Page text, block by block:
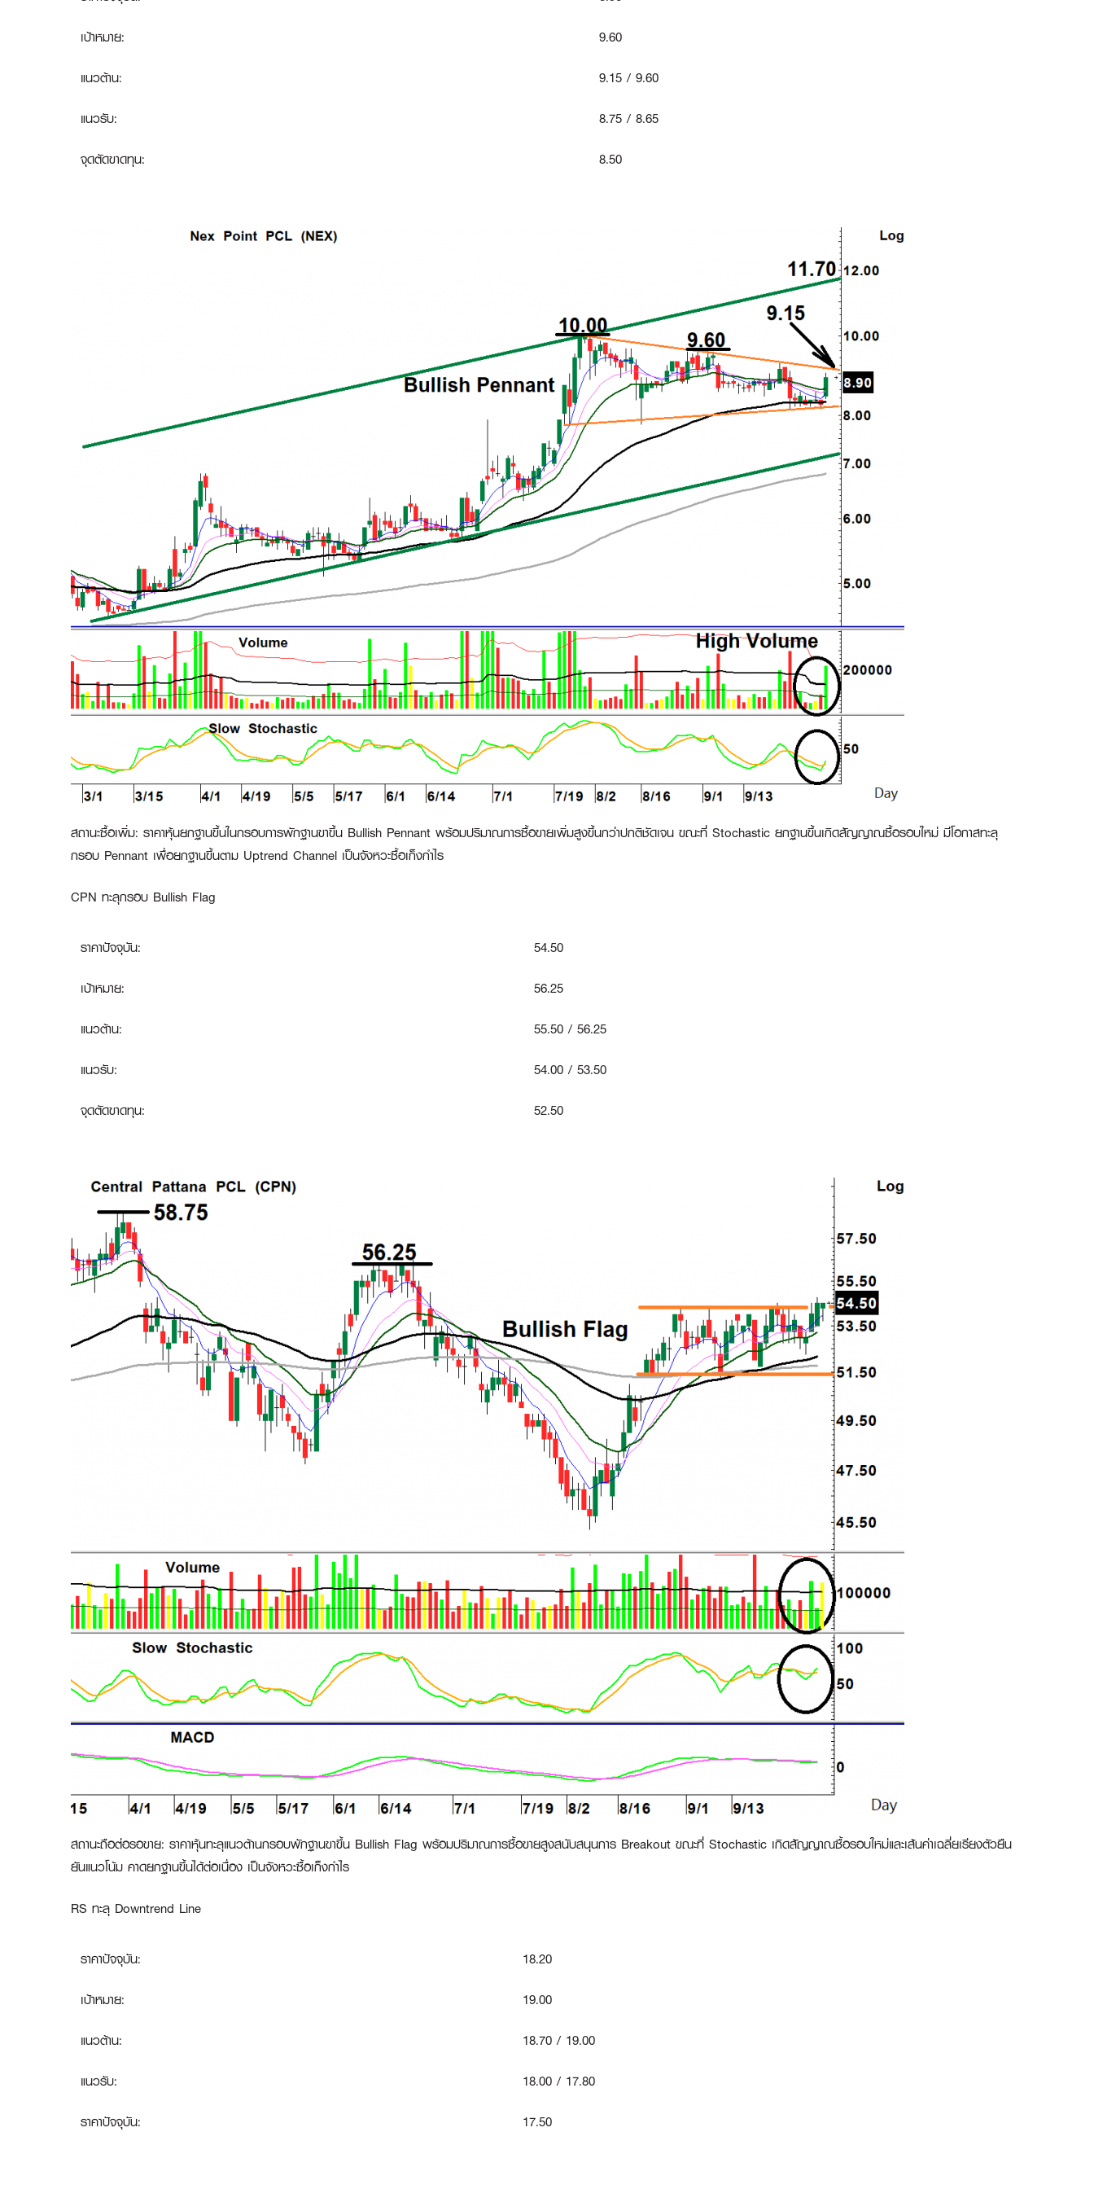
เป้าหมาย:
9.60
แนวต้าน:
9.15 / 9.60
แนวรับ:
8.75 / 8.65
จุดตัดขาดทุน: 8.50
สถานะซื้อเพิ่ม: ราคาหุ้นยกฐานขึ้นในกรอบการพักฐานขาขึ้น Bullish Pennant พร้อมปริมาณการซื้อขายเพิ่มสูงขึ้นกว่าปกติชัดเจน ขณะที่ Stochastic ยกฐานขึ้นเกิดสัญญาณซื้อรอบใหม่ มีโอกาสทะลุ
กรอบ Pennant เพื่อยกฐานขึ้นตาม Uptrend Channel เป็นจังหวะซื้อเก็งกำไร
CPN ทะลุกรอบ Bullish Flag
ราคาปัจจุบัน:
54.50
เป้าหมาย:
56.25
แนวต้าน:
55.50 / 56.25
แนวรับ:
54.00 / 53.50
จุดตัดขาดทุน:
52.50
สถานะถือต่อรอขาย: ราคาหุ้นทะลุแนวต้านกรอบพักฐานขาขึ้น Bullish Flag พร้อมปริมาณการซื้อขายสูงสนับสนุนการ Breakout ขณะที่ Stochastic เกิดสัญญาณซื้อรอบใหม่และเส้นค่าเฉลี่ยเรียงตัวยืน
ยันแนวโน้ม คาดยกฐานขึ้นได้ต่อเนื่อง เป็นจังหวะซื้อเก็งกำไร
RS ทะลุ Downtrend Line
ราคาปัจจุบัน:
18.20
เป้าหมาย:
19.00
แนวต้าน:
18.70 / 19.00
แนวรับ:
18.00 / 17.80
ราคาปัจจุบัน:
17.50